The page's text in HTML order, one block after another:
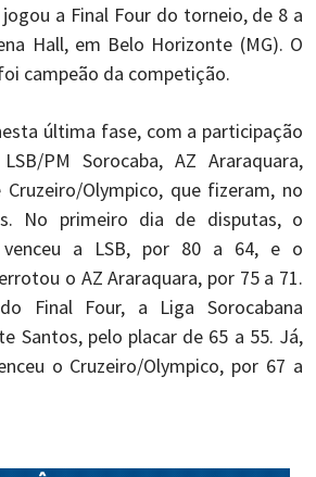
a Final Four do torneio, de 8 a
Hall, em Belo Horizonte (MG). O
campeão da competição.
última fase, com a participação
PM Sorocaba, AZ Araraquara,
Cruzeiro/Olympico, que fizeram, no
No primeiro dia de disputas, o
venceu a LSB, por 80 a 64, e o
o AZ Araraquara, por 75 a 71.
Final Four, a Liga Sorocabana
Santos, pelo placar de 65 a 55. Já,
o Cruzeiro/Olympico, por 67 a